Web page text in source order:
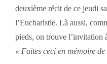
deuxième récit de ce jeudi
l’Eucharistie. Là aussi,
pieds, on trouve l’invitation
« Faites ceci en mémoire